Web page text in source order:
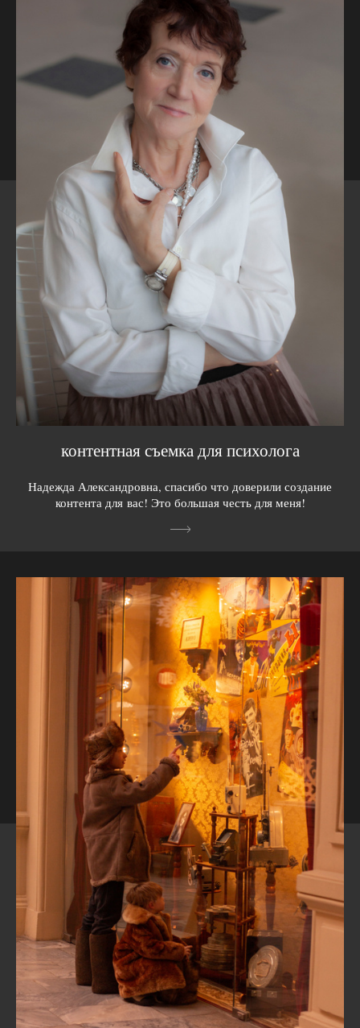
контентная съемка для психолога
Надежда Александровна, спасибо что доверили создание
контента для вас! Это большая честь для меня!